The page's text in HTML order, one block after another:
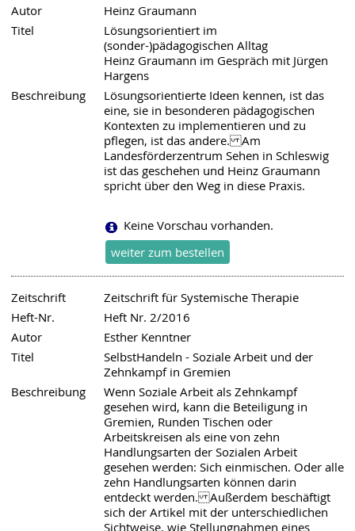
Autor
Heinz Graumann
Titel
Lösungsorientiert im
(sonder-)pädagogischen Alltag
Heinz Graumann im Gespräch mit Jürgen
Hargens
Beschreibung
Lösungsorientierte Ideen kennen, ist das
eine, sie in besonderen pädagogischen
Kontexten zu implementieren und zu
pflegen, ist das andere. Am
Landesförderzentrum Sehen in Schleswig
ist das geschehen und Heinz Graumann
spricht über den Weg in diese Praxis.
Keine Vorschau vorhanden.
Zeitschrift
Zeitschrift für Systemische Therapie
Heft-Nr.
Heft Nr. 2/2016
Autor
Esther Kenntner
Titel
SelbstHandeln - Soziale Arbeit und der
Zehnkampf in Gremien
Beschreibung
Wenn Soziale Arbeit als Zehnkampf
gesehen wird, kann die Beteiligung in
Gremien, Runden Tischen oder
Arbeitskreisen als eine von zehn
Handlungsarten der Sozialen Arbeit
gesehen werden: Sich einmischen. Oder alle
zehn Handlungsarten können darin
entdeckt werden. Außerdem beschäftigt
sich der Artikel mit der unterschiedlichen
Sichtweise, wie Stellungnahmen eines